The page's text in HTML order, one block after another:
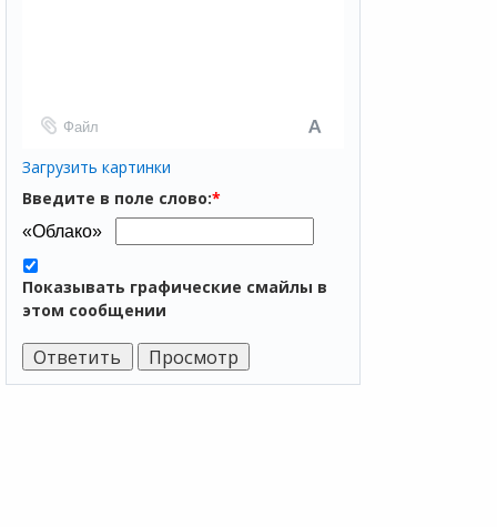
Файл
Загрузить картинки
Введите в поле слово:*
Показывать графические смайлы в
этом сообщении